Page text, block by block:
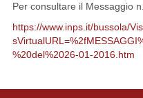
Per consultare il Messaggio
https://www.inps.it/bussola/
%20del%2026-01-2016.htm